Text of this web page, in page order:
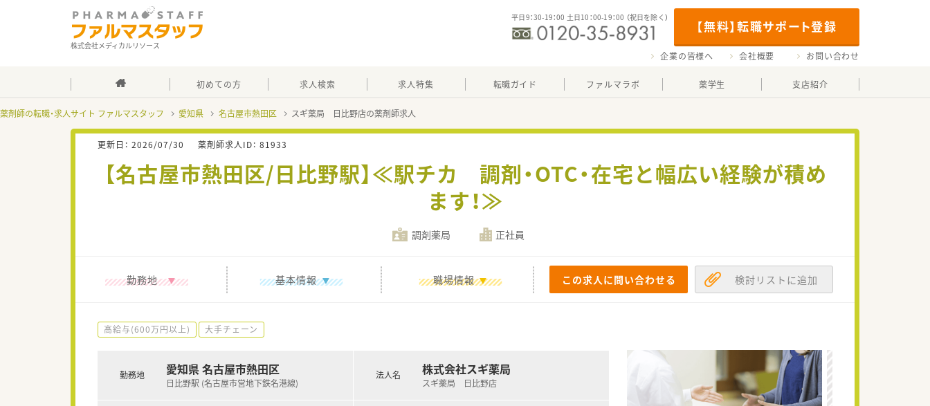
株式会社メディカルリソース
【無料】転職サポート登録
平日9：30-19：00 土日10：00-19：00 （祝日を除く）
企業の皆様へ 会社概要 お問い合わせ
初めての方 求人検索 求人特集 転職ガイド ファルマラボ 薬学生 支店紹介
薬剤師の転職・求人サイト ファルマスタッフ 愛知県 名古屋市熱田区 スギ薬局 日比野店の薬剤師求人
更新日： 2026/07/30 薬剤師求人ID： 81933
【名古屋市熱田区/日比野駅】≪駅チカ 調剤・OTC・在宅と幅広い経験が積め
ます！≫
調剤薬局 正社員
勤務地 基本情報 職場情報 この求人に問い合わせる 検討リストに追加
高給与(600万円以上) 大手チェーン
勤務地 愛知県 名古屋市熱田区
日比野駅 (名古屋市営地下鉄名港線)
法人名 株式会社スギ薬局
スギ薬局 日比野店